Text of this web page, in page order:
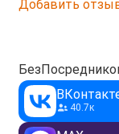
Добавить
40.7к